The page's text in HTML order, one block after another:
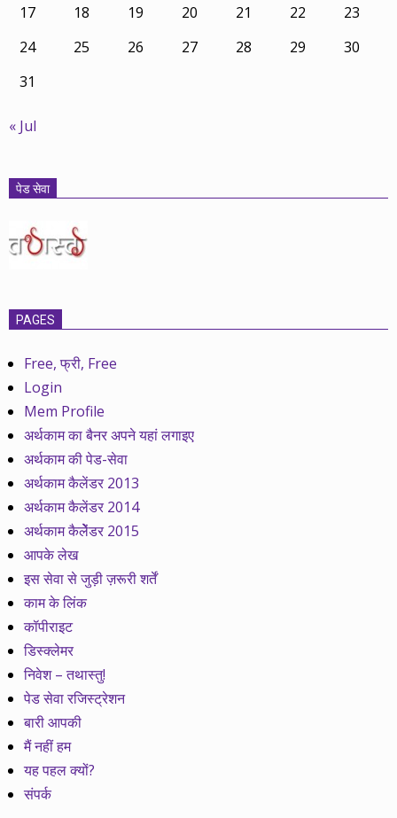
17
18 19 20 21 22
23
24
25 26 27 28 29
30
31
« Jul
पेड सेवा
PAGES
Free, फ्री, Free
Login
Mem Profile
अर्थकाम का बैनर अपने यहां लगाइए
अर्थकाम की पेड-सेवा
अर्थकाम कैलेंडर 2013
अर्थकाम कैलेंडर 2014
अर्थकाम कैलेेंडर 2015
आपके लेख
इस सेवा से जुड़ी ज़रूरी शर्तें
काम के लिंक
कॉपीराइट
डिस्क्लेमर
निवेश – तथास्तु!
पेड सेवा रजिस्ट्रेशन
बारी आपकी
मैं नहीं हम
यह पहल क्यों?
संपर्क